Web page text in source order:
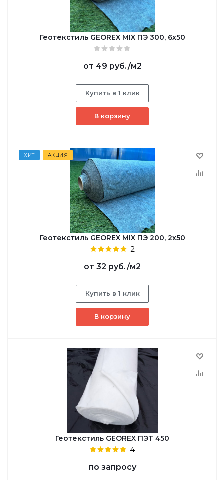
Геотекстиль GEOREX MIX ПЭ 300, 6х50
от 49 руб./м2
Купить в 1 клик
В корзину
ХИТ АКЦИЯ
Геотекстиль GEOREX MIX ПЭ 200, 2х50
2
от 32 руб./м2
Купить в 1 клик
В корзину
Геотекстиль GEОREX ПЭТ 450
4
по запросу